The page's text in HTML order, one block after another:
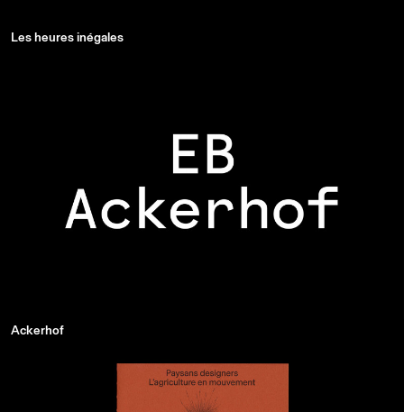
Les heures inégales
Ackerhof